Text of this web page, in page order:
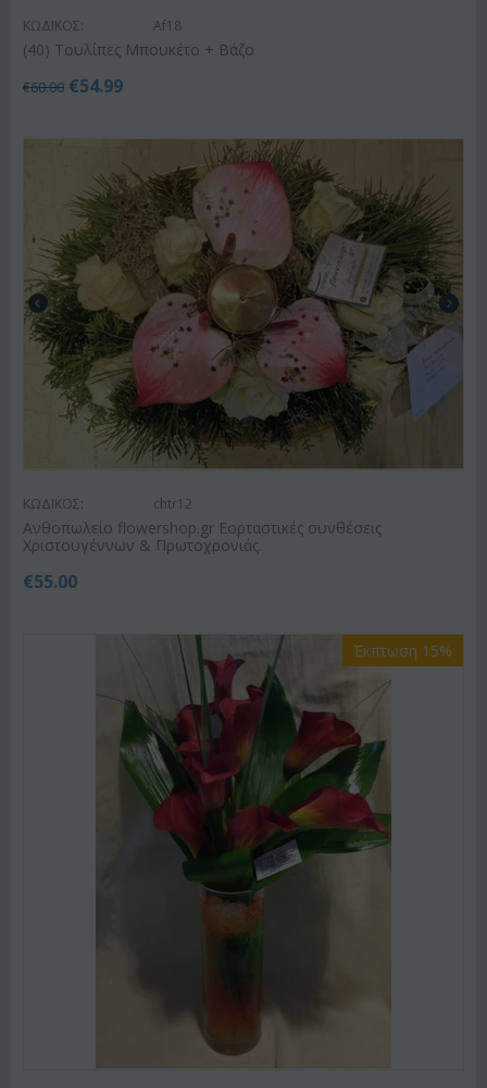
ΚΩΔΙΚΟΣ: Af18
(40) Τουλίπες Μπουκέτο + Βάζο
€60.00 €54.99
ΚΩΔΙΚΟΣ: chtr12
Ανθοπωλείο flowershop.gr Εορταστικές συνθέσεις
Χριστουγέννων & Πρωτοχρονιάς.
€55.00
Έκπτωση 15%